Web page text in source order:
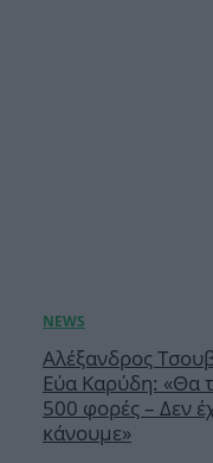
Αλέξανδρος
Εύα Καρύδη: «Θα
500 φορές – Δεν
κάνουμε»